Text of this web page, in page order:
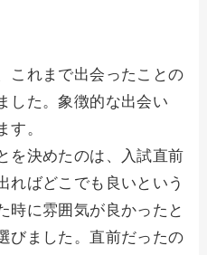
これまで出会ったことの
した。象徴的な出会い
す。
を決めたのは、入試直前
ればどこでも良いという
時に雰囲気が良かったと
びました。直前だったの